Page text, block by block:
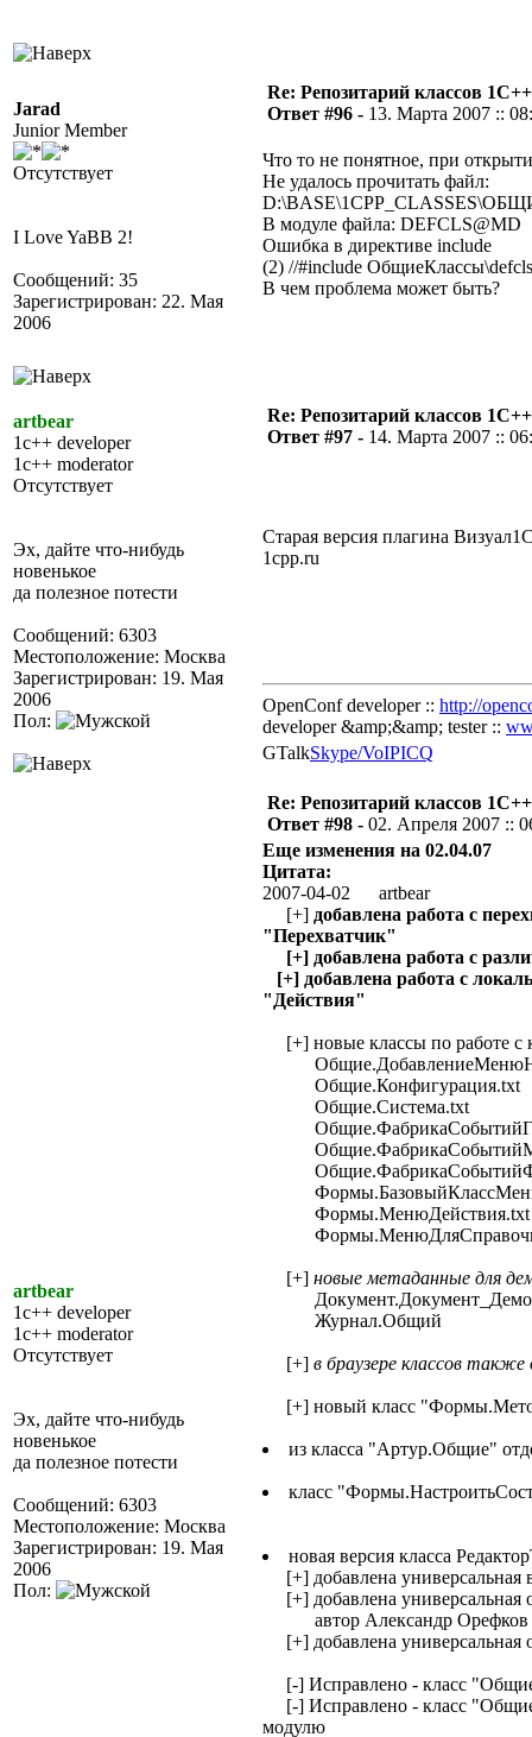
Jarad
Junior Member
Отсутствует
I Love YaBB 2!
Сообщений: 35
Зарегистрирован: 22. Мая
2006
Re: Репозитарий классов
Ответ #96 - 13. Марта 2007 ::
Что то не понятное, при
Не удалось прочитать файл:
В модуле файла: DEFCLS@MD
Ошибка в директиве include
(2) //#include
В чем проблема может быть?
artbear
1c++ developer
1c++ moderator
Отсутствует
Эх, дайте что-нибудь
новенькое
да полезное потести
Сообщений: 6303
Местоположение: Москва
Зарегистрирован: 19. Мая
2006
Пол:
Re: Репозитарий классов
Ответ #97 - 14. Марта 2007 ::
Старая версия плагина
1cpp.ru
OpenConf developer :: http://
developer &amp;&amp; tester ::
GTalkSkype/VoIPICQ
artbear
1c++ developer
1c++ moderator
Отсутствует
Эх, дайте что-нибудь
новенькое
да полезное потести
Сообщений: 6303
Местоположение: Москва
Зарегистрирован: 19. Мая
2006
Пол:
Re: Репозитарий классов
Ответ #98 - 02. Апреля 2007 ::
Еще изменения на 02.04.07
Цитата:
2007-04-02 artbear
[+] добавлена работа с
"Перехватчик"
[+] добавлена работа с
[+] добавлена работа с
"Действия"
[+] новые классы по работе с
Общие.Конфигурация.txt
Общие.Система.txt
Формы.МенюДействия.txt
[+] новые метаданные для
Журнал.Общий
[+] в браузере классов
[+] новый класс
из класса "Артур.Общие"
класс
новая версия класса
[+] добавлена универсальная
[+] добавлена универсальная
автор Александр Орефков
[+] добавлена универсальная
[-] Исправлено - класс
[-] Исправлено - класс
модулю